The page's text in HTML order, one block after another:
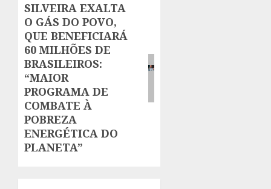
Next
post:
SILVEIRA EXALTA
O GÁS DO POVO,
QUE BENEFICIARÁ
60 MILHÕES DE
BRASILEIROS:
“MAIOR
PROGRAMA DE
COMBATE À
POBREZA
ENERGÉTICA DO
PLANETA”